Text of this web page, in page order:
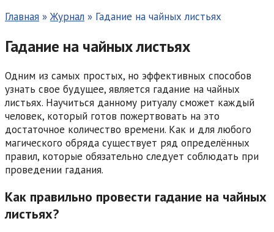
Главная » Журнал » Гадание на чайных листьях
Гадание на чайных листьях
Одним из самых простых, но эффективных способов
узнать свое будущее, является гадание на чайных
листьях. Научиться данному ритуалу сможет каждый
человек, который готов пожертвовать на это
достаточное количество времени. Как и для любого
магического обряда существует ряд определённых
правил, которые обязательно следует соблюдать при
проведении гадания.
Как правильно провести гадание на чайных
листьях?